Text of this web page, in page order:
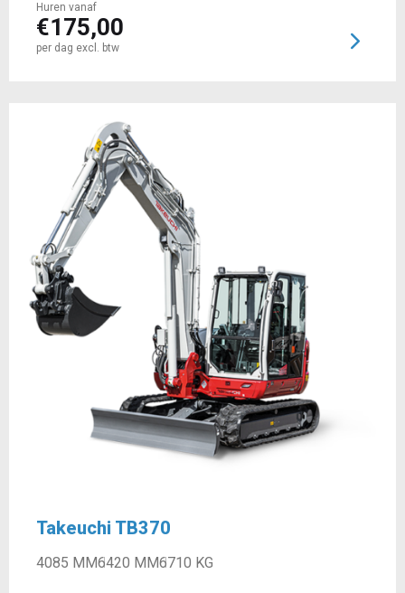
Huren vanaf
€175,00
per dag excl. btw
Takeuchi TB370
4085 MM6420 MM6710 KG